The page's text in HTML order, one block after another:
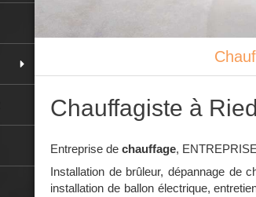
Chauffagiste à
Entreprise dechauffage,
Installation de brûleur, dépannage de
installation de ballon électrique,